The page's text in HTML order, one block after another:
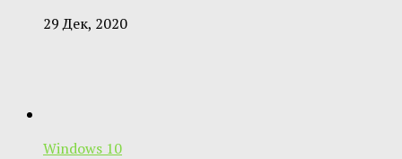
29 Дек, 2020
Windows 10